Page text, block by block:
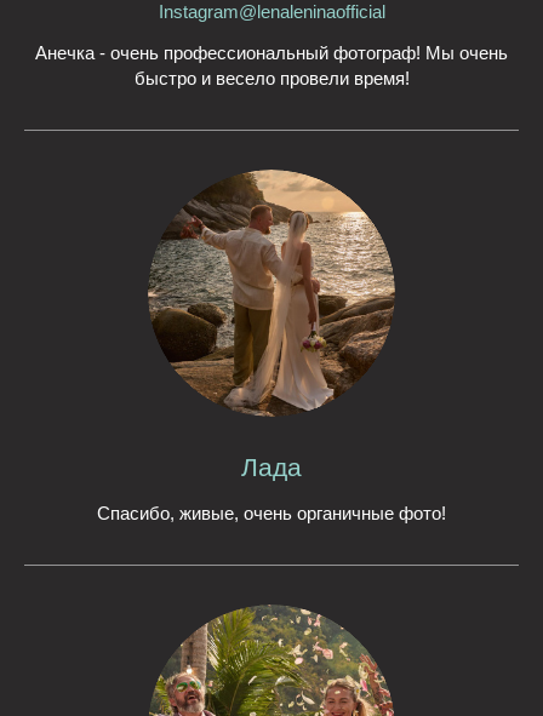
Instagram@lenaleninaofficial
Анечка - очень профессиональный фотограф! Мы очень
быстро и весело провели время!
Лада
Спасибо, живые, очень органичные фото!